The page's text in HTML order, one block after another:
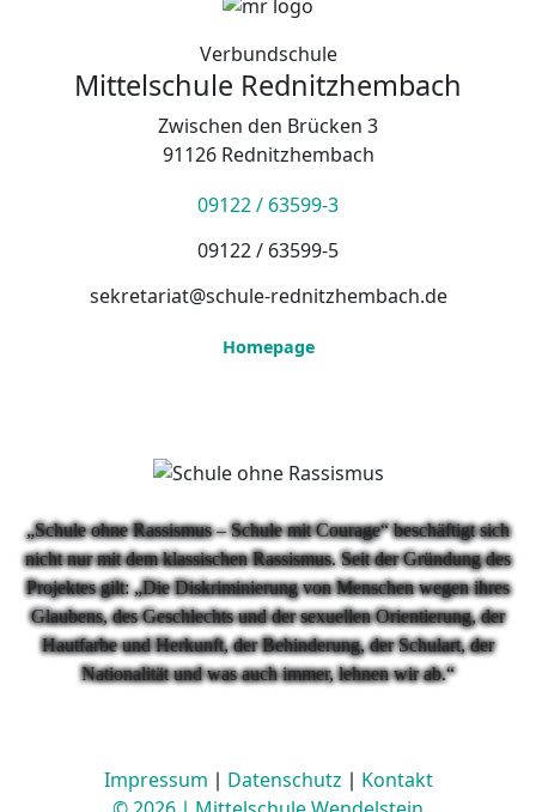
Verbundschule
Mittelschule Rednitzhembach
Zwischen den Brücken 3
91126 Rednitzhembach
09122 / 63599-3
09122 / 63599-5
sekretariat@schule-rednitzhembach.de
Homepage
„Schule ohne Rassismus – Schule mit Courage“ beschäftigt sich
nicht nur mit dem klassischen Rassismus. Seit der Gründung des
Projektes gilt: „Die Diskriminierung von Menschen wegen ihres
Glaubens, des Geschlechts und der sexuellen Orientierung, der
Hautfarbe und Herkunft, der Behinderung, der Schulart, der
Nationalität und was auch immer, lehnen wir ab.“
Impressum ∣ Datenschutz ∣ Kontakt